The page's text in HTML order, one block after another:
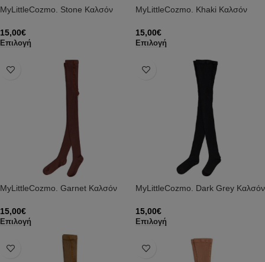
MyLittleCozmo. Stone Καλσόν
15,00€
Επιλογή
MyLittleCozmo. Khaki Καλσόν
15,00€
Επιλογή
MyLittleCozmo. Garnet Καλσόν
15,00€
Επιλογή
MyLittleCozmo. Dark Grey Καλσόν
15,00€
Επιλογή